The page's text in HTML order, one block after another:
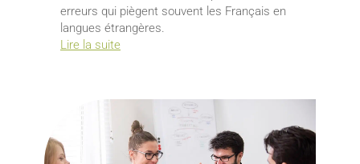
erreurs qui piègent souvent les Français en
langues étrangères.
Lire la suite